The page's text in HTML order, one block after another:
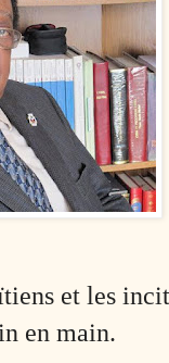
et les
en main.